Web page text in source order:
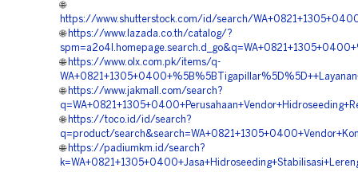
🌐
https://www.shutterstock.com/id/search/
🌐 https://www.lazada.co.th/catalog/?
🌐 https://www.olx.com.pk/items/q-
🌐 https://www.jakmall.com/search?
🌐 https://toco.id/id/search?
q=product/
🌐 https://padiumkm.id/search?